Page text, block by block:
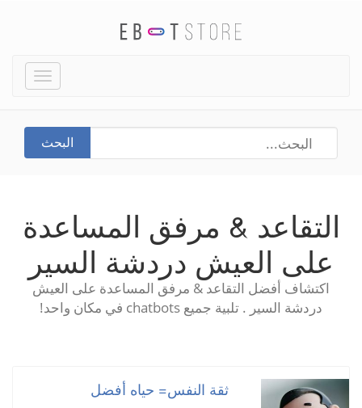
Toggle
البحث
التقاعد & مرفق المساعدة
على العيش دردشة السير
اكتشاف أفضل التقاعد & مرفق المساعدة على العيش
دردشة السير . تلبية جميع chatbots في مكان واحد!
ثقة النفس= حياه أفضل